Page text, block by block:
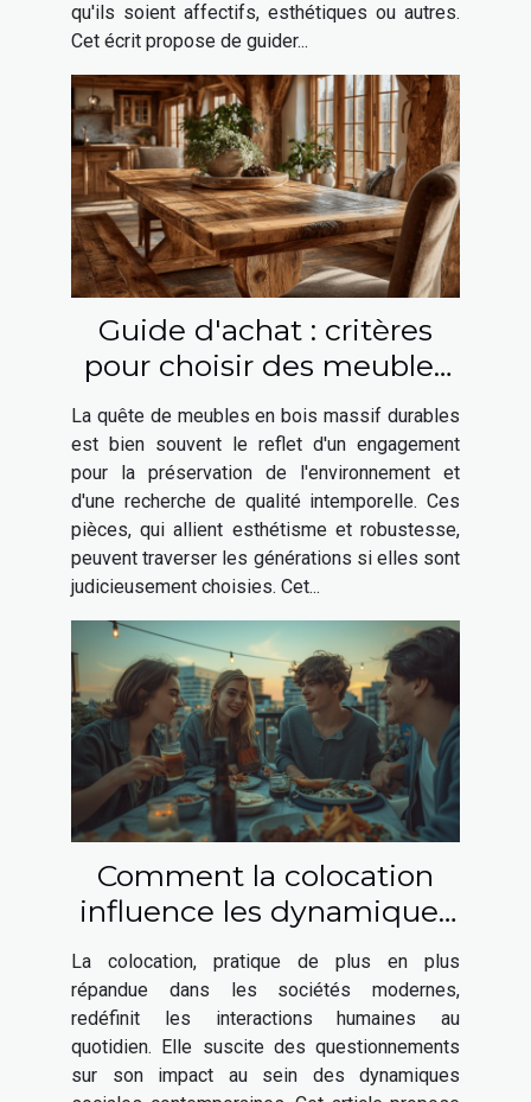
qu'ils soient affectifs, esthétiques ou autres.
Cet écrit propose de guider...
Guide d'achat : critères
pour choisir des meubles
en bois massif durables
La quête de meubles en bois massif durables
est bien souvent le reflet d'un engagement
pour la préservation de l'environnement et
d'une recherche de qualité intemporelle. Ces
pièces, qui allient esthétisme et robustesse,
peuvent traverser les générations si elles sont
judicieusement choisies. Cet...
Comment la colocation
influence les dynamiques
sociales contemporaines
La colocation, pratique de plus en plus
répandue dans les sociétés modernes,
redéfinit les interactions humaines au
quotidien. Elle suscite des questionnements
sur son impact au sein des dynamiques